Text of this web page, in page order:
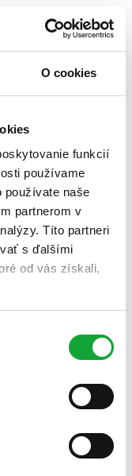
O cookies
funkcií
používame
používate naše
partnerom v
Títo partneri
s ďalšími
od vás získali,